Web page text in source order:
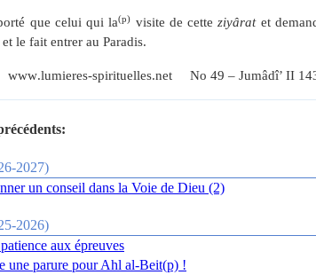
que celui qui la(p) visite de cetteziyâratet
le fait entrer au Paradis.
www.lumieres-spirituelles.net No 49 – Jumâdî’ II
2027)
un conseil dans la Voie de Dieu (2)
2026)
aux épreuves
une parure pour Ahl al-Beit(p) !